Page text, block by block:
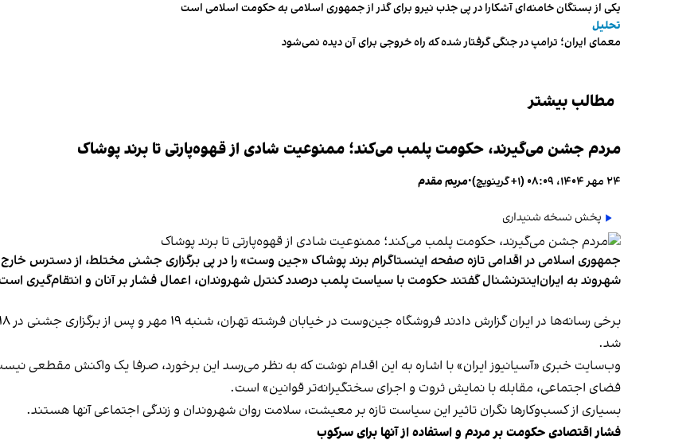
یکی از بستگان خامنه‌ای آشکارا در پی جذب نیرو برای گذر از جمهوری اسلامی به حکومت اسلامی است
تحلیل
معمای ایران؛ ترامپ در جنگی گرفتار شده که راه خروجی برای آن دیده نمی‌شود
مطالب بیشتر
مردم جشن می‌گیرند، حکومت پلمب می‌کند؛ ممنوعیت شادی از قهوه‌پارتی تا برند پوشاک
۲۴ مهر ۱۴۰۴، ۰۸:۰۹ (‎+۱ گرینویچ) •مریم مقدم
پخش نسخه شنیداری
جمهوری اسلامی در اقدامی تازه صفحه اینستاگرام برند پوشاک «جین وست» را در پی برگزاری جشنی مختلط، از دسترس خارج
شهروند به ایران‌اینترنشنال گفتند حکومت با سیاست پلمب درصدد کنترل شهروندان، اعمال فشار بر آنان و انتقام‌گیری
شد.
وب‌سایت خبری «آسیانیوز ایران» با اشاره به این اقدام نوشت که به نظر می‌رسد این برخورد، صرفا یک واکنش مقطعی
فضای اجتماعی، مقابله با نمایش ثروت و اجرای سختگیرانه‌تر قوانین» است.
بسیاری از کسب‌وکارها نگران تاثیر این سیاست‌ تازه بر معیشت، سلامت روان شهروندان و زندگی اجتماعی آنها هستند.
فشار اقتصادی حکومت بر مردم و استفاده از آنها برای سرکوب